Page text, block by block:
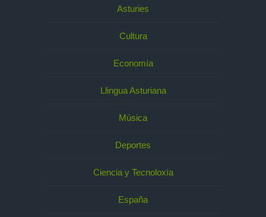
Asturies
Cultura
Economía
Llingua Asturiana
Música
Deportes
Ciencia y Tecnoloxía
España